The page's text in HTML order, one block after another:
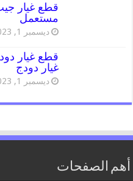
مستعمل
ديسمبر 1, 2023
غيار دودج
ديسمبر 1, 2023
أهم الصفحات